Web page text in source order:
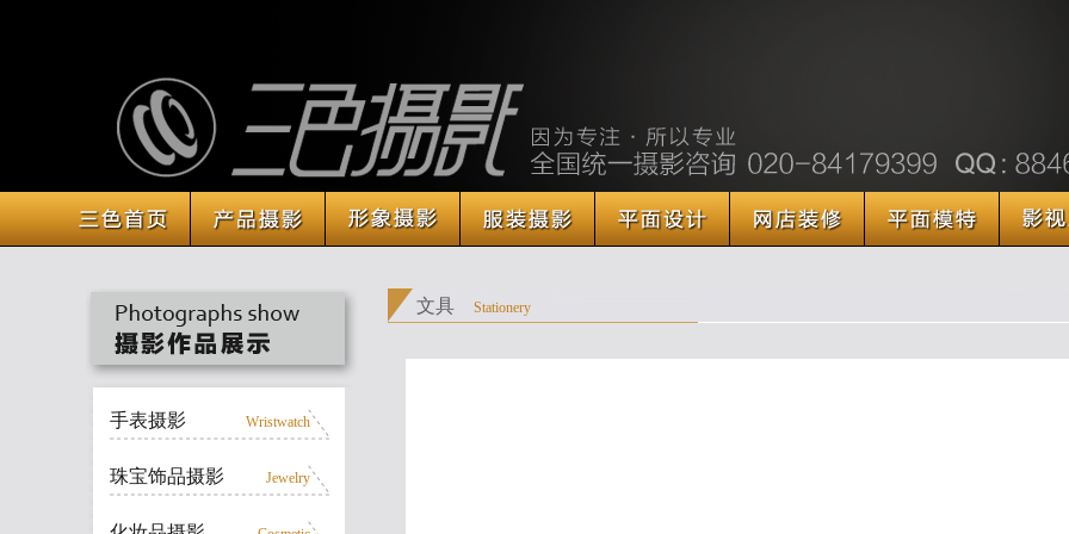
手表摄影 Wristwatch
珠宝饰品摄影 Jewelry
文具 Stationery